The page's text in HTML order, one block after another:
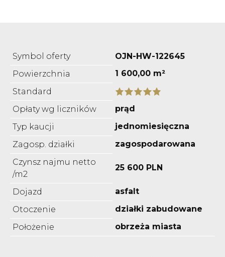
Symbol oferty
OJN-HW-122645
Powierzchnia
1 600,00 m²
Standard
Opłaty wg liczników
prąd
Typ kaucji
jednomiesięczna
Zagosp. działki
zagospodarowana
Czynsz najmu netto
/m2
25 600 PLN
Dojazd
asfalt
Otoczenie
działki zabudowane
Położenie
obrzeża miasta